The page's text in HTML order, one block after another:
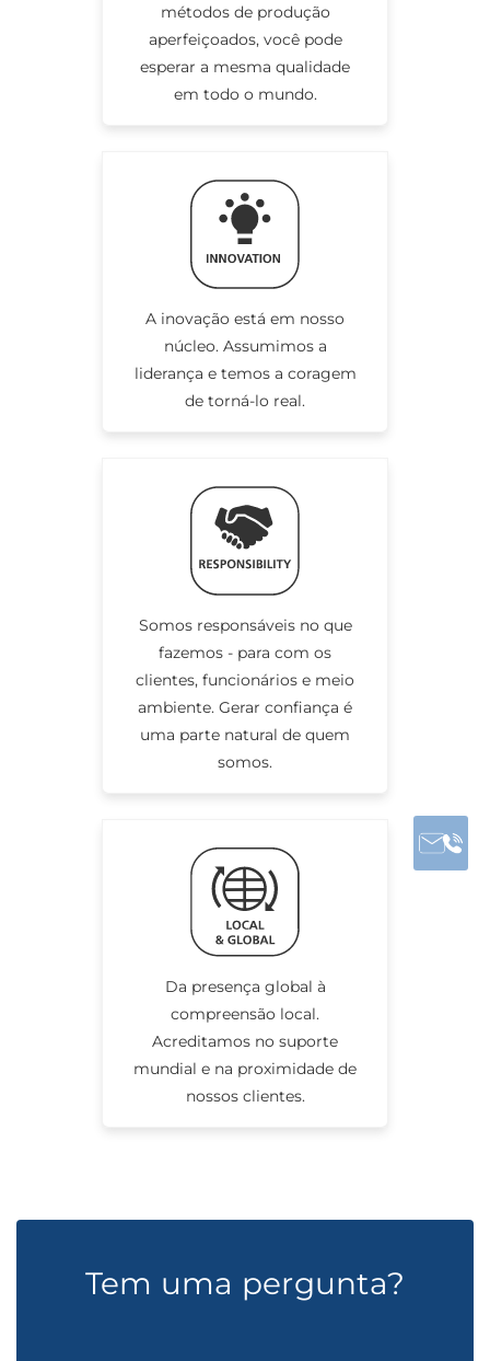
métodos de produção
aperfeiçoados, você pode
esperar a mesma qualidade
em todo o mundo.
A inovação está em nosso
núcleo. Assumimos a
liderança e temos a coragem
de torná-lo real.
Somos responsáveis no que
fazemos - para com os
clientes, funcionários e meio
ambiente. Gerar confiança é
uma parte natural de quem
somos.
Da presença global à
compreensão local.
Acreditamos no suporte
mundial e na proximidade de
nossos clientes.
Tem uma pergunta?